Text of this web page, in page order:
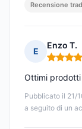
Recensione
E
Enzo T.
Nota: 5
Pubblicato il 21/
a seguito di un
Ottimi prodotti